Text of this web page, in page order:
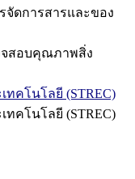
จัดการสารและของ
จสอบคุณภาพสิ่ง
ทคโนโลยี (STREC)
ทคโนโลยี (STREC)